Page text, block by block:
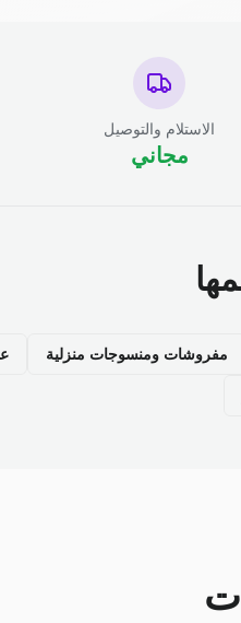
الاستلام والتوصيل
مجاني
مفروشات ومنسوجات منزلية